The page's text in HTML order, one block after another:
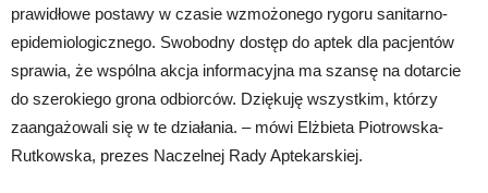
prawidłowe postawy w czasie wzmożonego rygoru sanitarno-
epidemiologicznego. Swobodny dostęp do aptek dla pacjentów
sprawia, że wspólna akcja informacyjna ma szansę na dotarcie
do szerokiego grona odbiorców. Dziękuję wszystkim, którzy
zaangażowali się w te działania. – mówi Elżbieta Piotrowska-
Rutkowska, prezes Naczelnej Rady Aptekarskiej.